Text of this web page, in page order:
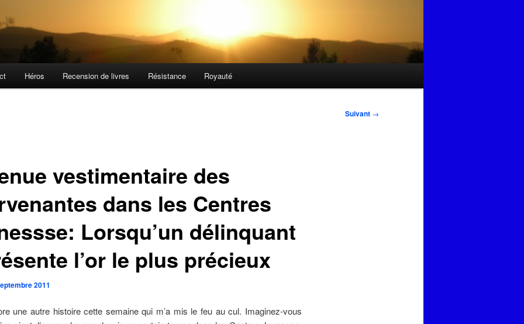
Héros Recension de livres Résistance Royauté
Suivant →
vestimentaire des
dans les Centres
Lorsqu’un délinquant
l’or le plus précieux
2011
une autre histoire cette semaine qui m’a mis le feu au cul. Imaginez-vous